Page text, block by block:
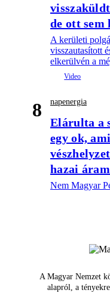
de ott sem
A kerületi
visszautasított
elkerülvén a
8 napenergia
Elárulta a
egy ok,
hazai
Nem Magyar
A Magyar Nemzet
alapról, a